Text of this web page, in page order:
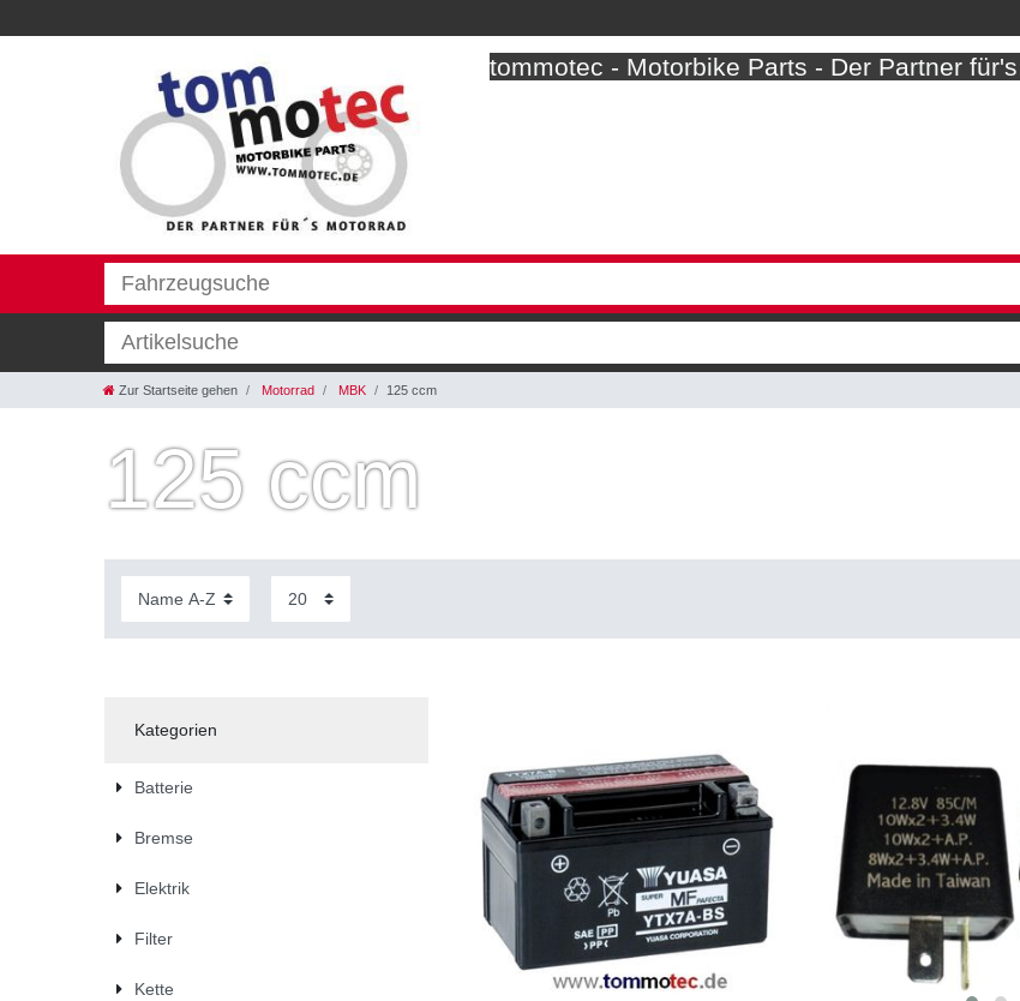
tommotec - Motorbike Parts - Der Partner
Zur Startseite gehen Motorrad MBK 125 ccm
125 ccm
Kategorien
Batterie
Bremse
Elektrik
Filter
Kette